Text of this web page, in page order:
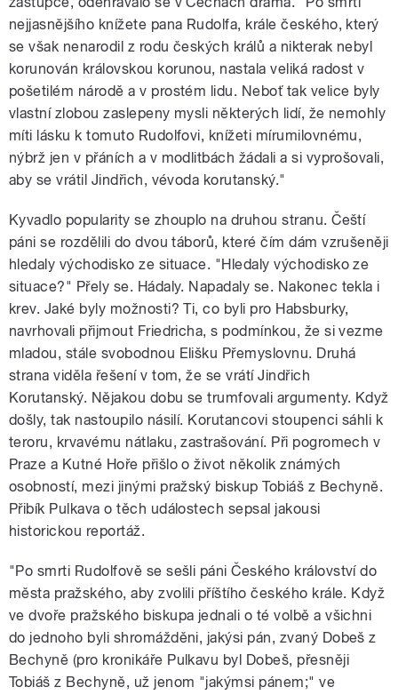
nejjasnějšího knížete pana Rudolfa, krále českého, který
se však nenarodil z rodu českých králů a nikterak nebyl
korunován královskou korunou, nastala veliká radost v
pošetilém národě a v prostém lidu. Neboť tak velice byly
vlastní zlobou zaslepeny mysli některých lidí, že nemohly
míti lásku k tomuto Rudolfovi, knížeti mírumilovnému,
nýbrž jen v přáních a v modlitbách žádali a si vyprošovali,
aby se vrátil Jindřich, vévoda korutanský."
Kyvadlo popularity se zhouplo na druhou stranu. Čeští
páni se rozdělili do dvou táborů, které čím dám vzrušeněji
hledaly východisko ze situace. "Hledaly východisko ze
situace?" Přely se. Hádaly. Napadaly se. Nakonec tekla i
krev. Jaké byly možnosti? Ti, co byli pro Habsburky,
navrhovali přijmout Friedricha, s podmínkou, že si vezme
mladou, stále svobodnou Elišku Přemyslovnu. Druhá
strana viděla řešení v tom, že se vrátí Jindřich
Korutanský. Nějakou dobu se trumfovali argumenty. Když
došly, tak nastoupilo násilí. Korutancovi stoupenci sáhli k
teroru, krvavému nátlaku, zastrašování. Při pogromech v
Praze a Kutné Hoře přišlo o život několik známých
osobností, mezi jinými pražský biskup Tobiáš z Bechyně.
Přibík Pulkava o těch událostech sepsal jakousi
historickou reportáž.
"Po smrti Rudolfově se sešli páni Českého království do
města pražského, aby zvolili příštího českého krále. Když
ve dvoře pražského biskupa jednali o té volbě a všichni
do jednoho byli shromážděni, jakýsi pán, zvaný Dobeš z
Bechyně (pro kronikáře Pulkavu byl Dobeš, přesněji
Tobiáš z Bechyně, už jenom "jakýmsi pánem;" ve